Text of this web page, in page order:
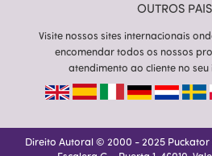
OUTROS
Visite nossos sites internacionais
encomendar todos os nossos
atendimento ao cliente no
Direito Autoral © 2000 - 2025 Puckator